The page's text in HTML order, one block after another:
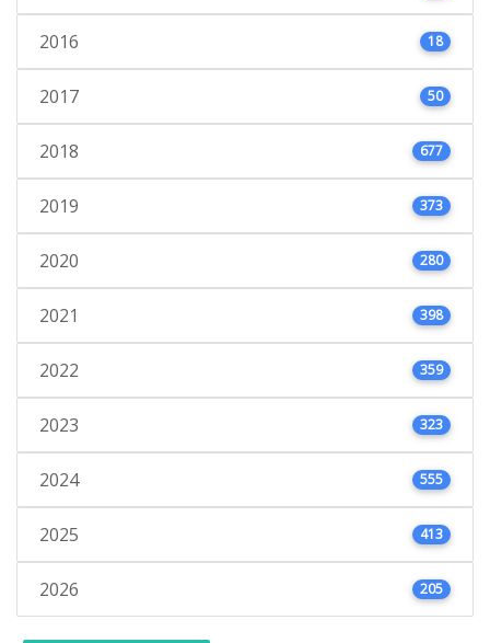
2016 18
2017 50
2018 677
2019 373
2020 280
2021 398
2022 359
2023 323
2024 555
2025 413
2026 205